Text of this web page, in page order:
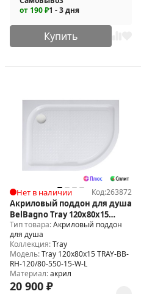
от 190 ₽1 - 3 дня
Купить
Нет в наличии Код:263872
Акриловый поддон для душа
BelBagno Tray 120x80x15
TRAY-BB-RH-120/80-550-15-W-L
Тип товара:Акриловый поддон
для душа
Коллекция:Tray
Модель:Tray 120x80x15 TRAY-BB-
RH-120/80-550-15-W-L
Материал:акрил
20 900 ₽